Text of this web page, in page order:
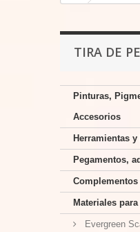
TIRA DE
Pinturas,
Accesorios
Herramientas
Pegamentos,
Materiales
Evergreen